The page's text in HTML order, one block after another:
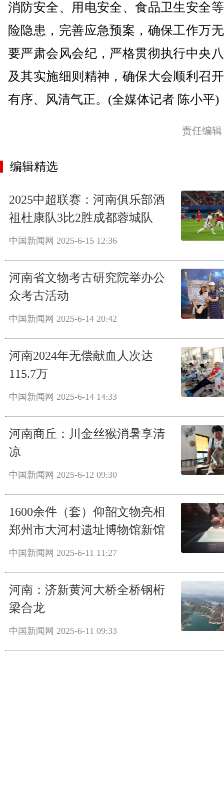
消防安全、用电安全、食品卫生安全
险隐患，完善应急预案，确保工作万
要严肃会风会纪，严格贯彻执行中央
及其实施细则精神，确保大会顺利召
有序、风清气正。(全媒体记者 陈小平)
责任编
编辑精选
2025中超联赛：河南俱乐部酒
祖杜康队3比2胜成都蓉城队
中国新闻网 2025-6-15 12:36
河南省文物考古研究院举办公
众考古活动
中国新闻网 2025-6-14 20:42
河南2024年无偿献血人次达
115.7万
中国新闻网 2025-6-14 14:33
河南商丘：川金丝猴消暑享清
凉
中国新闻网 2025-6-12 09:30
1600余件（套）仰韶文物亮相
郑州市大河村遗址博物馆新馆
中国新闻网 2025-6-11 11:27
河南：济新黄河大桥全桥钢桁
梁合龙
中国新闻网 2025-6-11 09:33